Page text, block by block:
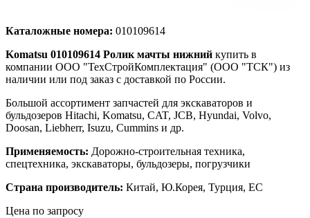
Каталожные номера: 010109614
Komatsu 010109614 Ролик мачты нижний купить в
компании ООО "ТехСтройКомплектация" (ООО "ТСК") из
наличии или под заказ с доставкой по России.
Большой ассортимент запчастей для экскаваторов и
бульдозеров Hitachi, Komatsu, CAT, JCB, Hyundai, Volvo,
Doosan, Liebherr, Isuzu, Cummins и др.
Применяемость: Дорожно-строительная техника,
спецтехника, экскаваторы, бульдозеры, погрузчики
Страна производитель: Китай, Ю.Корея, Турция, ЕС
Цена по запросу